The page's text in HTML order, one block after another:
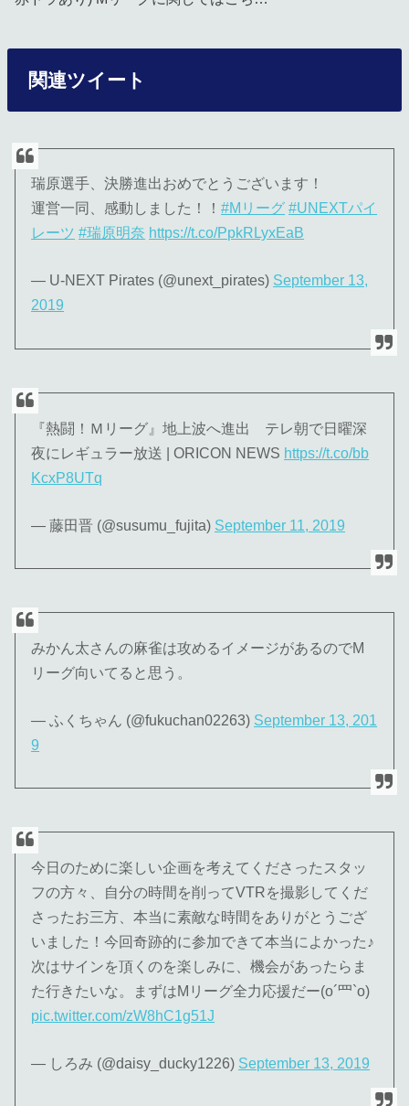
関連ツイート
瑞原選手、決勝進出おめでとうございます！
運営一同、感動しました！！#Mリーグ #UNEXTパイ
レーツ #瑞原明奈 https://t.co/PpkRLyxEaB
— U-NEXT Pirates (@unext_pirates) September 13,
2019
『熱闘！Ｍリーグ』地上波へ進出 テレ朝で日曜深
夜にレギュラー放送 | ORICON NEWS https://t.co/bb
KcxP8UTq
— 藤田晋 (@susumu_fujita) September 11, 2019
みかん太さんの麻雀は攻めるイメージがあるのでM
リーグ向いてると思う。
— ふくちゃん (@fukuchan02263) September 13, 201
9
今日のために楽しい企画を考えてくださったスタッ
フの方々、自分の時間を削ってVTRを撮影してくだ
さったお三方、本当に素敵な時間をありがとうござ
いました！今回奇跡的に参加できて本当によかった♪
次はサインを頂くのを楽しみに、機会があったらま
た行きたいな。まずはMリーグ全力応援だー(o´罒`o)
pic.twitter.com/zW8hC1g51J
— しろみ (@daisy_ducky1226) September 13, 2019